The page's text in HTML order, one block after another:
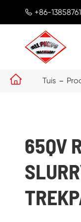
 +86-
 Tuis
65QV